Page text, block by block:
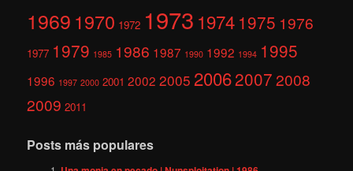
1969 1970 1972 1973 1974 1975 1976
1977 1979 1985 1986 1987 1990 1992 1994 1995
1996 1997 2000 2001 2002 2005 200620072008
2009 2011
Posts más populares